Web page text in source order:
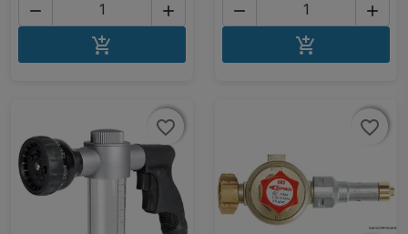
 

 

favorite_border
favorite_border favorite_border
favorite_border